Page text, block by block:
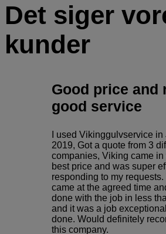
Det siger
kunder
Good price and
good service
I used Vikinggulvservice in
2019, Got a quote from 3
companies, Viking came in
best price and was super
responding to my requests.
came at the agreed time
done with the job in less
and it was a job
done. Would definitely
this company.